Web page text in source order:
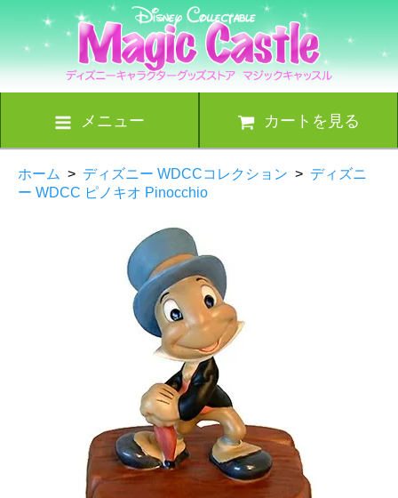
メニュー カートを見る
ホーム > ディズニー WDCCコレクション > ディズニ
ー WDCC ピノキオ Pinocchio